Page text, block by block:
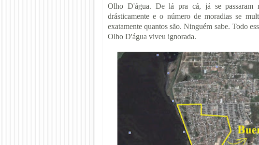
Olho D'água. De lá pra cá, já se passaram
drásticamente e o número de moradias se
exatamente quantos são. Ninguém sabe. Todo
Olho D'água viveu ignorada.